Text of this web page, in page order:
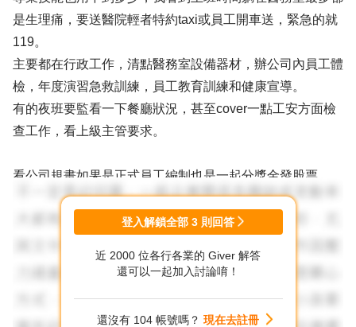
是生理痛，要送醫院輕者特約taxi或員工開車送，緊急的就
119。
主要都在行政工作，清點醫務室設備器材，辦公司內員工體
檢，年度演習急救訓練，員工教育訓練和健康宣導。
有的夜班要監看一下餐廳狀況，甚至cover一點工安方面檢
查工作，看上級主管要求。
看公司規畫如果是正式員工編制也是一起分獎金發股票，
但是這幾年很多公司開始外包給醫院，以上的福利都沒有。
如果不想輪班可以考慮考校護，薪水低點但是生活正常可以
兼顧家庭。
登入解鎖全部 3 則回答
近 2000 位各行各業的 Giver 解答
還可以一起加入討論唷！
還沒有 104 帳號嗎？ 現在去註冊